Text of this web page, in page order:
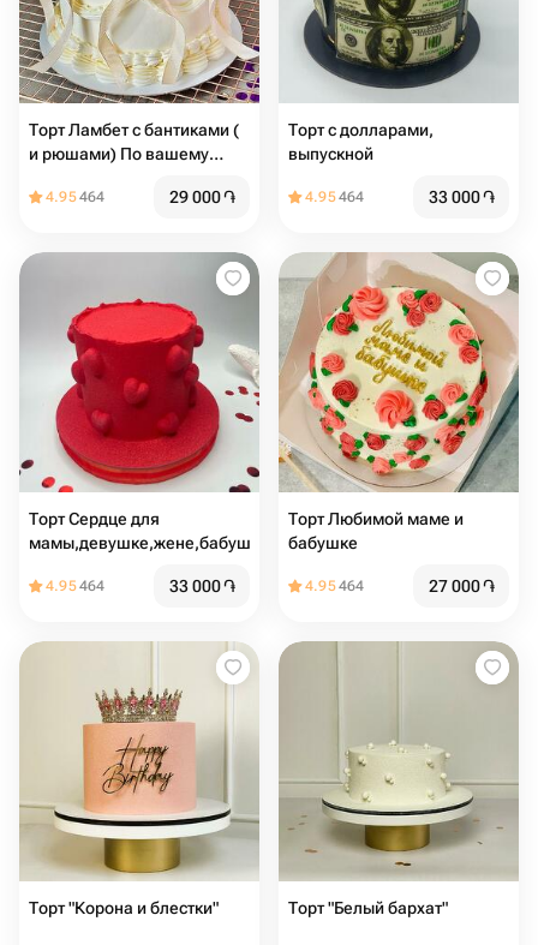
Торт Ламбет с бантиками (
и рюшами) По вашему
надпись
4.95464 29 000֏
Торт с долларами,
выпускной
4.95464 33 000֏
Торт Сердце для
мамы,девушке,жене,бабушке
4.95464 33 000֏
Торт Любимой маме и
бабушке
4.95464 27 000֏
Торт "Корона и блестки" Торт "Белый бархат"